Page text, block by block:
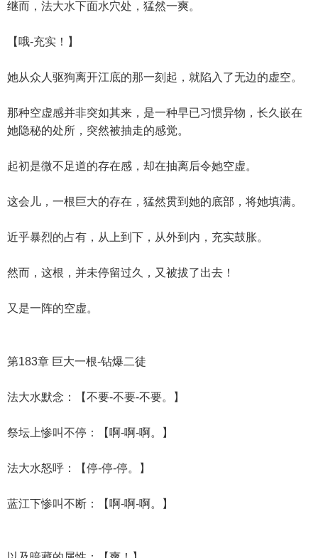
继而，法大水下面水穴处，猛然一爽。
【哦-充实！】
她从众人驱狗离开江底的那一刻起，就陷入了无边的虚空。
那种空虚感并非突如其来，是一种早已习惯异物，长久嵌在
她隐秘的处所，突然被抽走的感觉。
起初是微不足道的存在感，却在抽离后令她空虚。
这会儿，一根巨大的存在，猛然贯到她的底部，将她填满。
近乎暴烈的占有，从上到下，从外到内，充实鼓胀。
然而，这根，并未停留过久，又被拔了出去！
又是一阵的空虚。
第183章 巨大一根-钻爆二徒
法大水默念：【不要-不要-不要。】
祭坛上惨叫不停：【啊-啊-啊。】
法大水怒呼：【停-停-停。】
蓝江下惨叫不断：【啊-啊-啊。】